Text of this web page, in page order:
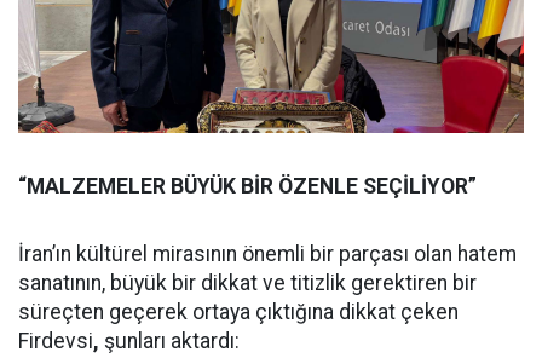
“MALZEMELER BÜYÜK BİR ÖZENLE SEÇİLİYOR”
İran’ın kültürel mirasının önemli bir parçası olan hatem
sanatının, büyük bir dikkat ve titizlik gerektiren bir
süreçten geçerek ortaya çıktığına dikkat çeken
Firdevsi, şunları aktardı: